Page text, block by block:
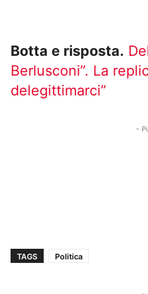
Botta e risposta.
Berlusconi”. La
delegittimarci”
-
TAGS Politica